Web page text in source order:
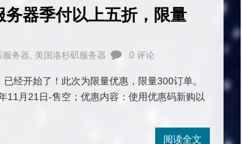
器季付以上五折，限量
服务器, 美国洛杉矶服务器 0 评论
经开始了！此次为限量优惠，限量300订单。
11月21日-售空；优惠内容：使用优惠码新购以
阅读全文